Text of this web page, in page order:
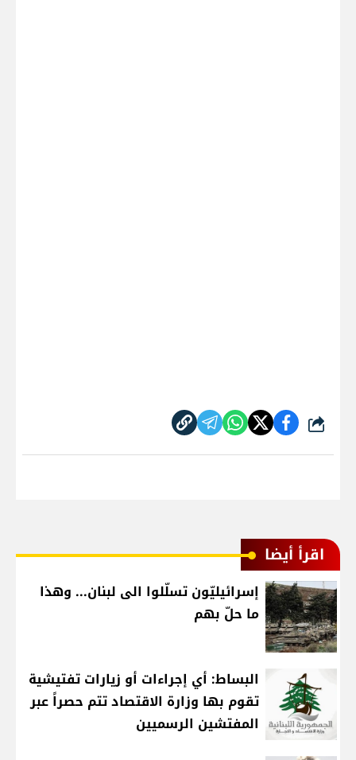
شارك
اقرأ أيضا
إسرائيليّون تسلّلوا الى لبنان... وهذا
ما حلّ بهم
البساط: أي إجراءات أو زيارات تفتيشية
تقوم بها وزارة الاقتصاد تتم حصراً عبر
المفتشين الرسميين